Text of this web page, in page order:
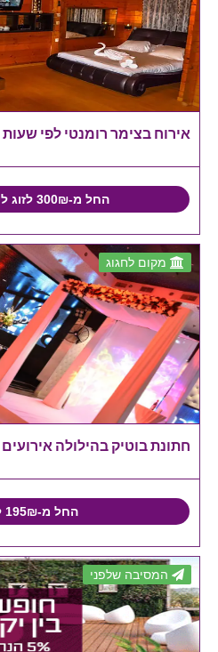
אירוח בצימר רומנטי לפי שעות
החל מ-300₪ לזוג לעד 3 שעות
מקום לחגוג
חתונת בוטיק בהילולה אירועים
החל מ-195₪ למנה
המסיבה שלפני